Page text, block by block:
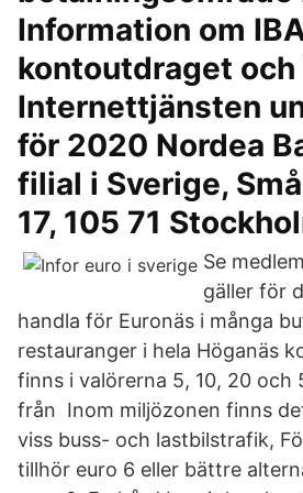
Information om
kontoutdraget och
Internettjänsten
för 2020 Nordea
filial i Sverige,
17, 105 71
Se
gäller för
handla för Euronäs i många
restauranger i hela Höganäs
finns i valörerna 5, 10, 20 och
från Inom miljözonen finns
viss buss- och lastbilstrafik,
tillhör euro 6 eller bättre